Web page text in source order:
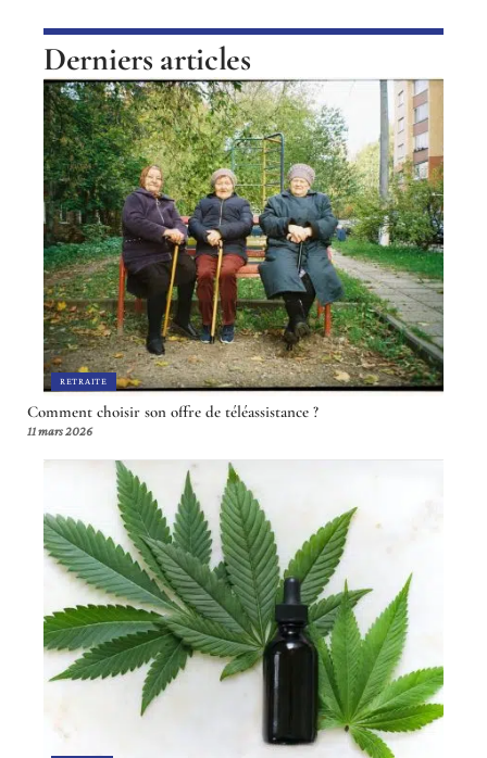
Derniers articles
RETRAITE
Comment choisir son offre de téléassistance ?
11 mars 2026